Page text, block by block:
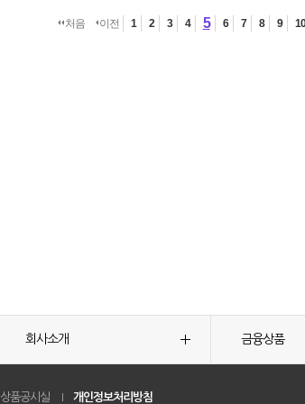
처음 이전 1 2 3 4 5 6 7 8 9 10
회사소개 금융상품
상품공시실 개인정보처리방침